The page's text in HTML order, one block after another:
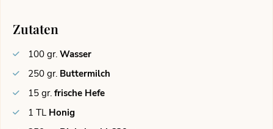
Zutaten
100 gr. Wasser
250 gr. Buttermilch
15 gr. frische Hefe
1 TL Honig